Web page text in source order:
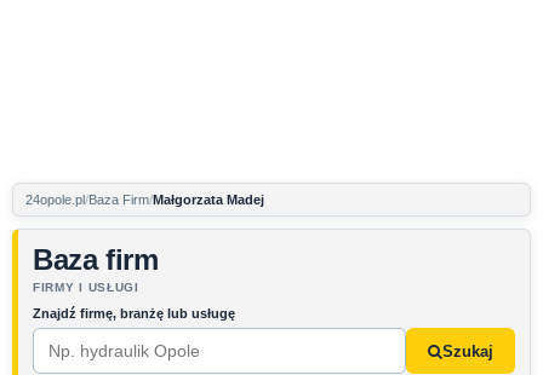
24opole.pl Baza Firm Małgorzata Madej
Baza firm
FIRMY I USŁUGI
Znajdź firmę, branżę lub usługę
Szukaj